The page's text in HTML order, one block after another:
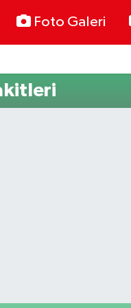
Foto Galeri